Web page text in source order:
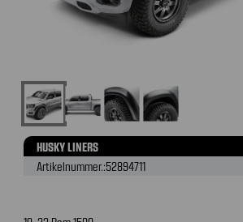
HUSKY LINERS
Artikelnummer.:52894711